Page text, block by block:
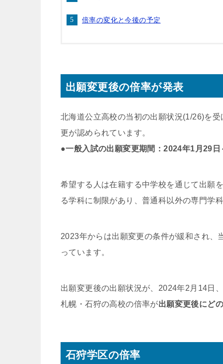
倍率の変化と今後の予定
出願変更後の倍率が発表
北海道公立高校の当初の出願状況(1/26)を
更が認められています。
●一般入試の出願変更期間：2024年1月29日
希望する人は在籍する中学校を通じて出願
る学科に制限があり、普通科以外の専門学
2023年からは出願変更の条件が緩和され、
っています。
出願変更後の出願状況が、2024年2月14日
札幌・石狩の高校の倍率が出願変更後にど
石狩学区の倍率